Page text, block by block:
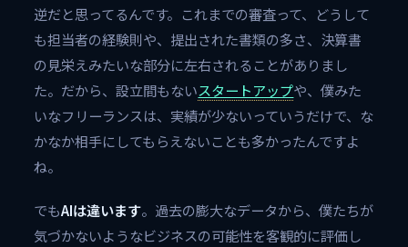
逆だと思ってるんです。これまでの審査って、どうして
も担当者の経験則や、提出された書類の多さ、決算書
の見栄えみたいな部分に左右されることがありまし
た。だから、設立間もないスタートアップや、僕みた
いなフリーランスは、実績が少ないっていうだけで、な
かなか相手にしてもらえないことも多かったんですよ
ね。
でもAIは違います。過去の膨大なデータから、僕たちが
気づかないようなビジネスの可能性を客観的に評価し